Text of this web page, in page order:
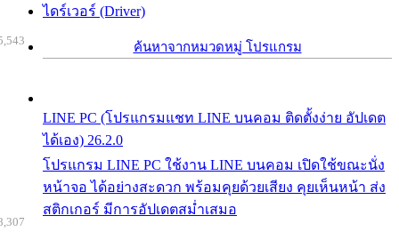
ไดร์เวอร์ (Driver)
ค้นหาจากหมวดหมู่ โปรแกรม
LINE PC (โปรแกรมแชท LINE บนคอม ติดตั้งง่าย อัปเดต
ได้เอง) 26.2.0
โปรแกรม LINE PC ใช้งาน LINE บนคอม เปิดใช้ขณะนั่ง
หน้าจอ ได้อย่างสะดวก พร้อมคุยด้วยเสียง คุยเห็นหน้า ส่ง
สติกเกอร์ มีการอัปเดตสม่ำเสมอ